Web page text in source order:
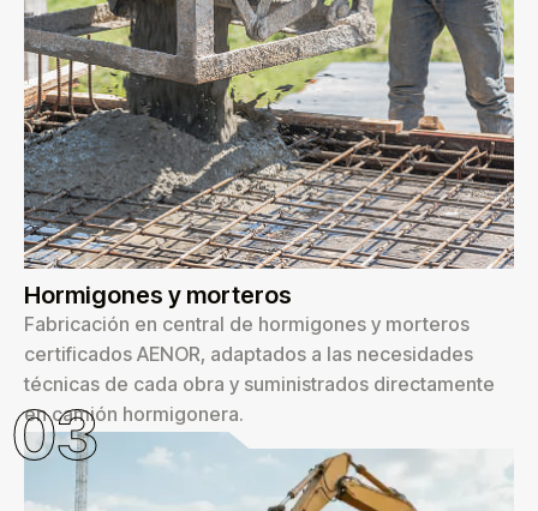
Hormigones y morteros
Fabricación en central de hormigones y morteros
certificados AENOR, adaptados a las necesidades
técnicas de cada obra y suministrados directamente
en camión hormigonera.
03